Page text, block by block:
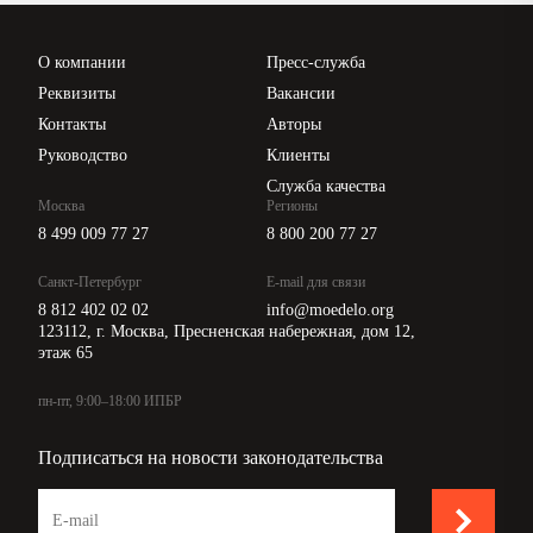
О компании
Реквизиты
Контакты
Руководство
Пресс-служба
Вакансии
Авторы
Клиенты
Служба качества
Москва
8 499 009 77 27
Санкт-Петербург
8 812 402 02 02
Регионы
8 800 200 77 27
E-mail для связи
info@moedelo.org
123112, г. Москва, Пресненская набережная, дом 12,
этаж 65
пн-пт, 9:00–18:00 ИПБР
Подписаться на новости законодательства